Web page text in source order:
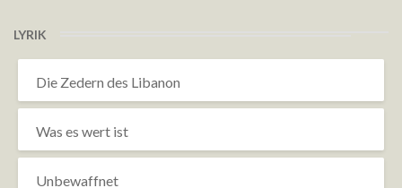
LYRIK
Die Zedern des Libanon
Was es wert ist
Unbewaffnet